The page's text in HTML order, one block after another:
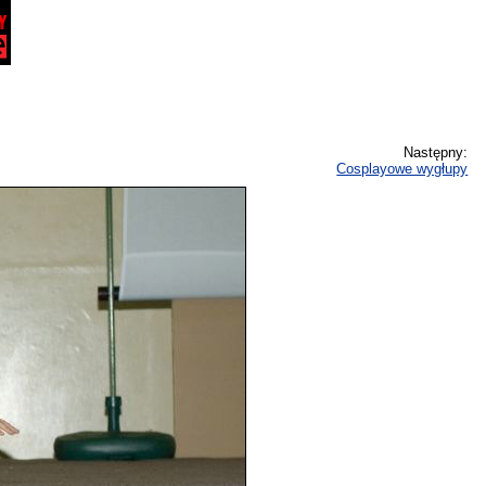
Następny:
Cosplayowe wygłupy